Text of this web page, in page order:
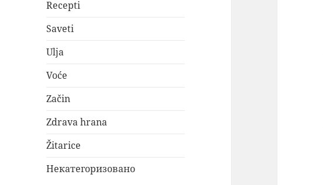
Recepti
Saveti
Ulja
Voće
Začin
Zdrava hrana
Žitarice
Некатегоризовано